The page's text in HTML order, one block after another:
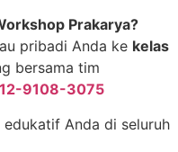
Prakarya?
pribadi Anda ke kelas
bersama tim
9108-3075
Anda di seluruh